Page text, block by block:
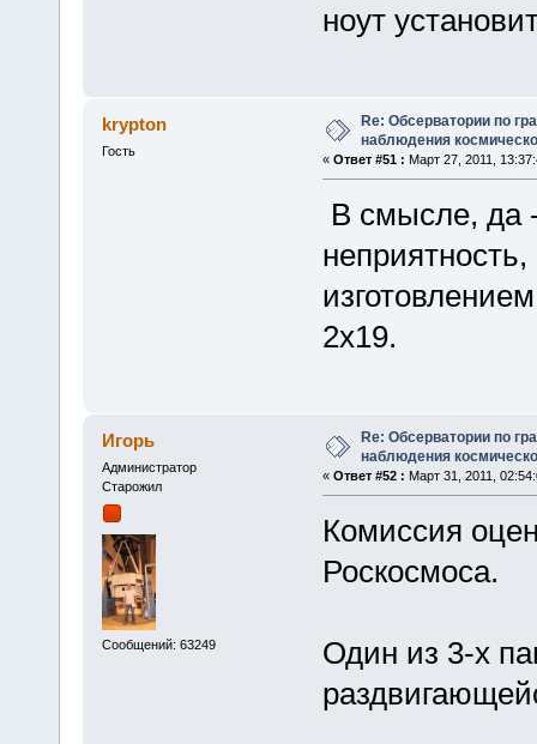
ноут
krypton
Гость
Re: Обсерватории по
наблюдения
« Ответ #51 : Март 27, 2011,
В смысле, да
2х19.
Игорь
Администратор
Старожил
Сообщений: 63249
Re: Обсерватории по
наблюдения
« Ответ #52 : Март 31, 2011,
Комиссия
Роскосмоса.
Один из 3-х